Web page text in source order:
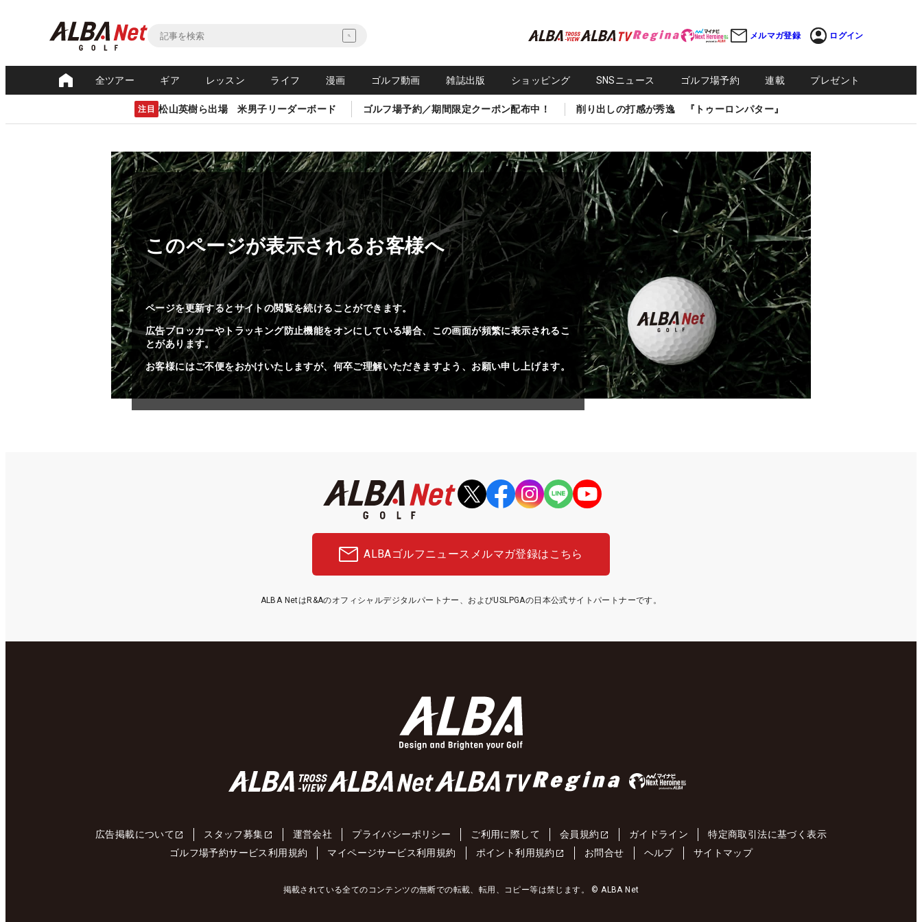
メルマガ登録 ログイン
全ツアー ギア レッスン ライフ 漫画 ゴルフ動画 雑誌出版 ショッピング SNSニュース ゴルフ場予約 連載 プレゼント
注目 松山英樹ら出場 米男子リーダーボード ゴルフ場予約／期間限定クーポン配布中！ 削り出しの打感が秀逸 『トゥーロンパター』
このページが表示されるお客様へ
ページを更新するとサイトの閲覧を続けることができます。
広告ブロッカーやトラッキング防止機能をオンにしている場合、この画面が頻繁に表示されるこ
とがあります。
お客様にはご不便をおかけいたしますが、何卒ご理解いただきますよう、お願い申し上げます。
ALBAゴルフニュース メルマガ登録はこちら
ALBA NetはR&Aのオフィシャルデジタルパートナー、およびUSLPGAの日本公式サイトパートナーです。
広告掲載について スタッフ募集 運営会社 プライバシーポリシー ご利用に際して 会員規約 ガイドライン
特定商取引法に基づく表示
ゴルフ場予約サービス利用規約
マイページサービス利用規約 ポイント利用規約 お問合せ ヘルプ サイトマップ
掲載されている全てのコンテンツの無断での転載、転用、コピー等は禁じます。 © ALBA Net